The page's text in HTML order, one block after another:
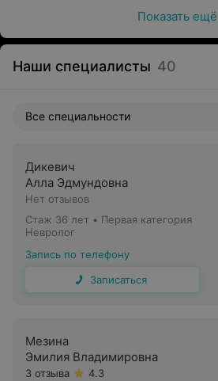
Показать ещё
Наши специалисты 40
Все специальности
Дикевич
Алла Эдмундовна
Нет отзывов
Стаж 36 лет • Первая категория
Невролог
Запись по телефону
Записаться
Мезина
Эмилия Владимировна
3 отзыва
4.3